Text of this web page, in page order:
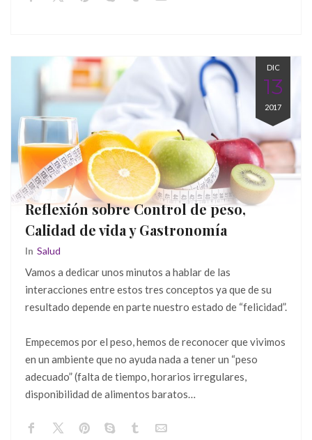
DIC
13
2017
Reflexión sobre Control de peso,
Calidad de vida y Gastronomía
In Salud
Vamos a dedicar unos minutos a hablar de las
interacciones entre estos tres conceptos ya que de su
resultado depende en parte nuestro estado de “felicidad”.
Empecemos por el peso, hemos de reconocer que vivimos
en un ambiente que no ayuda nada a tener un “peso
adecuado” (falta de tiempo, horarios irregulares,
disponibilidad de alimentos baratos…